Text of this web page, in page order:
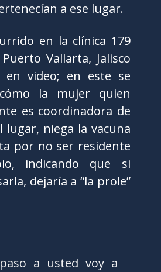
a ese lugar.
en la clínica 179
Vallarta, Jalisco
en video; en este se
la mujer quien
es coordinadora de
lugar, niega la vacuna
por no ser residente
indicando que si
dejaría a “la prole”
a usted voy a